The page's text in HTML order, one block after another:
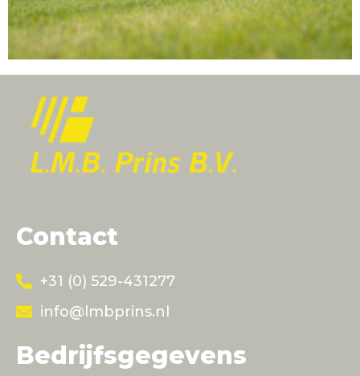
Contact
+31 (0) 529-431277
info@lmbprins.nl
Bedrijfsgegevens